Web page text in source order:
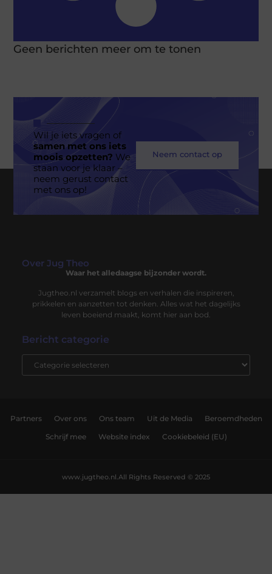
Geen berichten meer om te tonen
Wil je iets vragen of
samen met ons iets
moois opzetten? We
staan voor je klaar –
neem gerust contact
met ons op!
Neem contact op
Over Jug Theo
Waar het alledaagse bijzonder wordt.
Jugtheo.nl verzamelt blogs en verhalen die inspireren,
prikkelen en aanzetten tot denken. Alles wat het dagelijks
leven boeiend maakt, komt hier aan bod.
Bericht categorie
Partners Over ons Ons team Uit de Media Beroemdheden
Schrijf mee Website index Cookiebeleid (EU)
All Rights Reserved © 2025
www.jugtheo.nl.